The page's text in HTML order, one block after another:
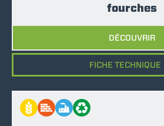
fourches
DÉCOUVRIR
FICHE TECHNIQUE